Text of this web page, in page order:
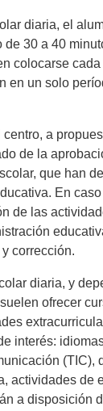
diaria, el
de 30 a 40
colocarse cada
en un solo
a
de la
que han
En
de las
corrección.
diaria, y
ofrecer
interés:
(TIC),
actividades de
a disposición